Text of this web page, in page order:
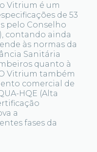
Vitrium é um
de 53
pelo Conselho
contando ainda
às normas da
Sanitária
quanto à
Vitrium também
comercial de
HQE (Alta
a
fases da